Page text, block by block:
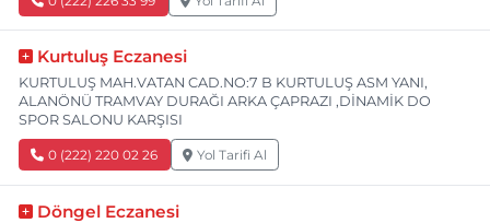
Kurtuluş Eczanesi
KURTULUŞ MAH.VATAN CAD.NO:7 B KURTULUŞ ASM YANI,
ALANÖNÜ TRAMVAY DURAĞI ARKA ÇAPRAZI ,DİNAMİK DO
SPOR SALONU KARŞISI
0 (222) 220 02 26 Yol Tarifi Al
Döngel Eczanesi